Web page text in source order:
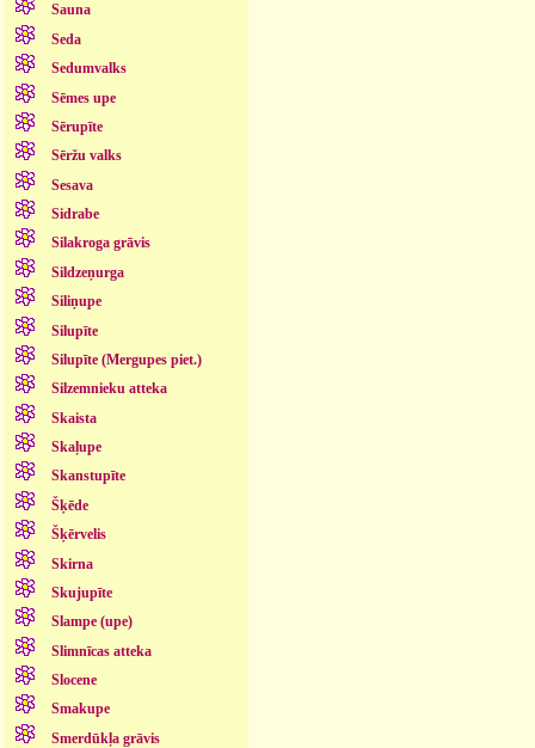
Sauna
Seda
Sedumvalks
Sēmes upe
Sērupīte
Sēržu valks
Sesava
Sidrabe
Silakroga grāvis
Sildzeņurga
Siliņupe
Silupīte
Silupīte (Mergupes piet.)
Silzemnieku atteka
Skaista
Skaļupe
Skanstupīte
Šķēde
Šķērvelis
Skirna
Skujupīte
Slampe (upe)
Slimnīcas atteka
Slocene
Smakupe
Smerdūkļa grāvis